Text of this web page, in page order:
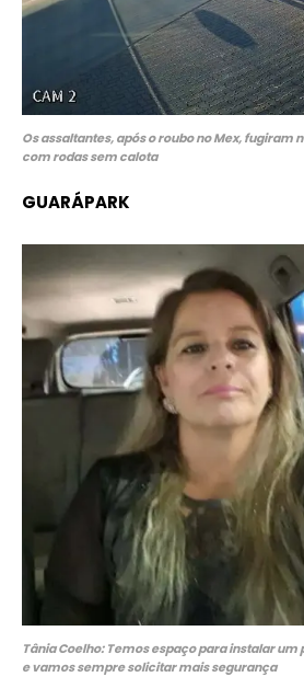
Os assaltantes, após o roubo no Mex, fugiram
com rodas sem calota
GUARÁPARK
Tânia Coelho: Temos espaço para instalar um
e vamos sempre solicitar mais segurança